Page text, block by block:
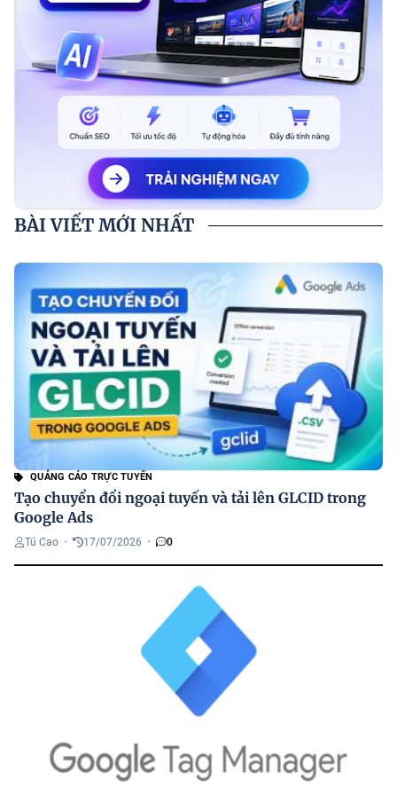
BÀI VIẾT MỚI NHẤT
QUẢNG CÁO TRỰC TUYẾN
Tạo chuyển đổi ngoại tuyến và tải lên GLCID trong
Google Ads
Tú Cao • 17/07/2026 • 0